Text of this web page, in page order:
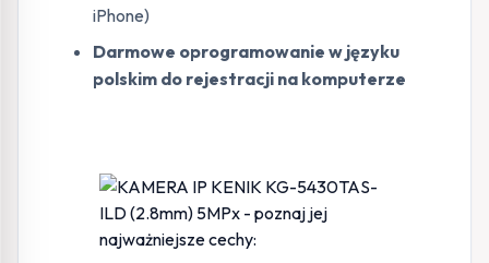
iPhone)
Darmowe oprogramowanie w języku
polskim do rejestracji na komputerze